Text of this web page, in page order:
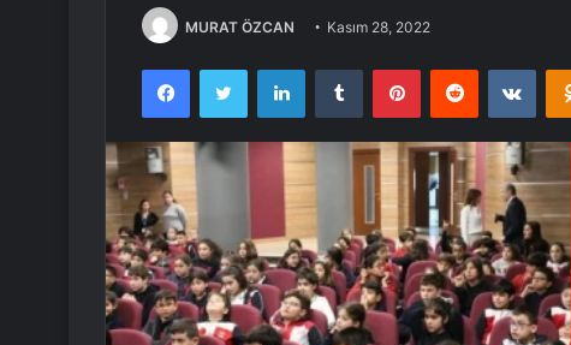
MURAT ÖZCAN Kasım 28, 2022
FacebookTwitter LinkedInTumblr PinterestReddit